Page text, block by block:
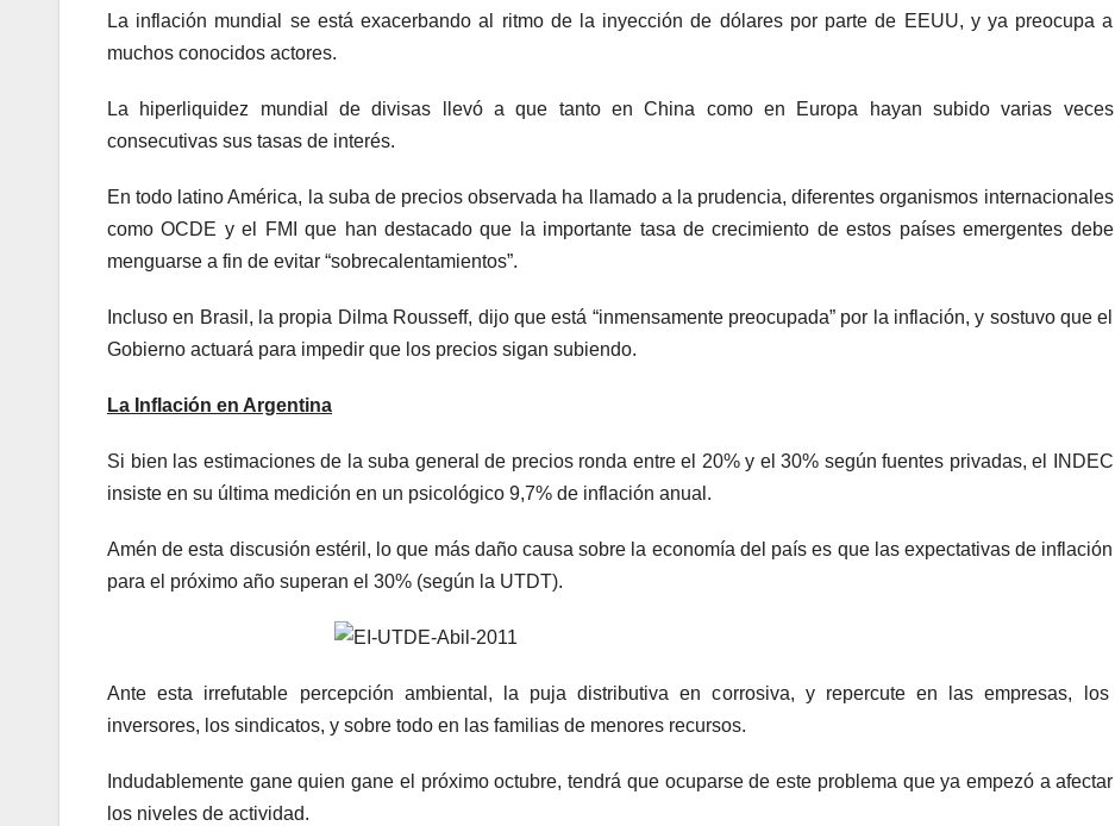
La inflación mundial se está exacerbando al ritmo de la inyección de dólares por parte de EEUU, y ya preocupa a
muchos conocidos actores.
La hiperliquidez mundial de divisas llevó a que tanto en China como en Europa hayan subido varias veces
consecutivas sus tasas de interés.
En todo latino América, la suba de precios observada ha llamado a la prudencia, diferentes organismos internacionales
como OCDE y el FMI que han destacado que la importante tasa de crecimiento de estos países emergentes debe
menguarse a fin de evitar “sobrecalentamientos”.
Incluso en Brasil, la propia Dilma Rousseff, dijo que está “inmensamente preocupada” por la inflación, y sostuvo que el
Gobierno actuará para impedir que los precios sigan subiendo.
La Inflación en Argentina
Si bien las estimaciones de la suba general de precios ronda entre el 20% y el 30% según fuentes privadas, el INDEC
insiste en su última medición en un psicológico 9,7% de inflación anual.
Amén de esta discusión estéril, lo que más daño causa sobre la economía del país es que las expectativas de inflación
para el próximo año superan el 30% (según la UTDT).
Ante esta irrefutable percepción ambiental, la puja distributiva en corrosiva, y repercute en las empresas, los
inversores, los sindicatos, y sobre todo en las familias de menores recursos.
Indudablemente gane quien gane el próximo octubre, tendrá que ocuparse de este problema que ya empezó a afectar
los niveles de actividad.